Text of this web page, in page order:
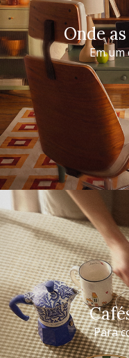
Onde
Em
Para